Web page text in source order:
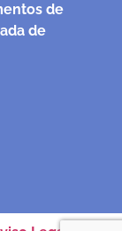
de
de